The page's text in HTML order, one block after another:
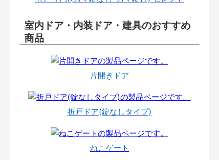
室内ドア・内装ドア・建具のおすすめ
商品
片開きドア
折戸ドア(錠なしタイプ)
ねこゲート